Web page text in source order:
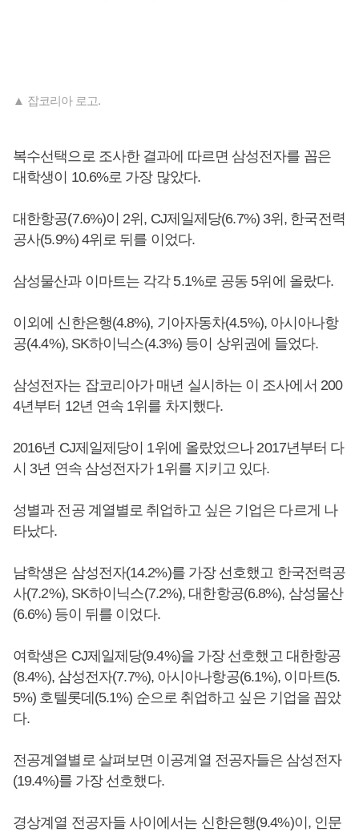
▲ 잡코리아 로고.
복수선택으로 조사한 결과에 따르면 삼성전자를 꼽은
대학생이 10.6%로 가장 많았다.
대한항공(7.6%)이 2위, CJ제일제당(6.7%) 3위, 한국전력
공사(5.9%) 4위로 뒤를 이었다.
삼성물산과 이마트는 각각 5.1%로 공동 5위에 올랐다.
이외에 신한은행(4.8%), 기아자동차(4.5%), 아시아나항
공(4.4%), SK하이닉스(4.3%) 등이 상위권에 들었다.
삼성전자는 잡코리아가 매년 실시하는 이 조사에서 200
4년부터 12년 연속 1위를 차지했다.
2016년 CJ제일제당이 1위에 올랐었으나 2017년부터 다
시 3년 연속 삼성전자가 1위를 지키고 있다.
성별과 전공 계열별로 취업하고 싶은 기업은 다르게 나
타났다.
남학생은 삼성전자(14.2%)를 가장 선호했고 한국전력공
사(7.2%), SK하이닉스(7.2%), 대한항공(6.8%), 삼성물산
(6.6%) 등이 뒤를 이었다.
여학생은 CJ제일제당(9.4%)을 가장 선호했고 대한항공
(8.4%), 삼성전자(7.7%), 아시아나항공(6.1%), 이마트(5.
5%) 호텔롯데(5.1%) 순으로 취업하고 싶은 기업을 꼽았
다.
전공계열별로 살펴보면 이공계열 전공자들은 삼성전자
(19.4%)를 가장 선호했다.
경상계열 전공자들 사이에서는 신한은행(9.4%)이, 인문